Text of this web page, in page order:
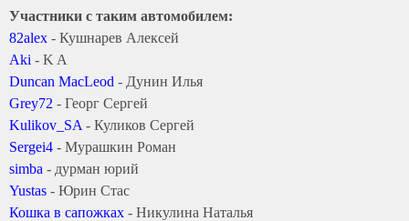
Участники с таким автомобилем:
82alex - Кушнарев Алексей
Aki - K A
Duncan MacLeod - Дунин Илья
Grey72 - Георг Сергей
Kulikov_SA - Куликов Сергей
Sergei4 - Мурашкин Роман
simba - дурман юрий
Yustas - Юрин Стас
Кошка в сапожках - Никулина Наталья